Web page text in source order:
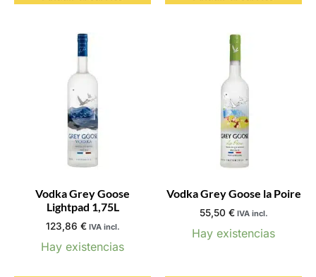
Vodka Grey Goose
Lightpad 1,75L
123,86 € IVA incl.
Hay existencias
Vodka Grey Goose la Poire
55,50 € IVA incl.
Hay existencias